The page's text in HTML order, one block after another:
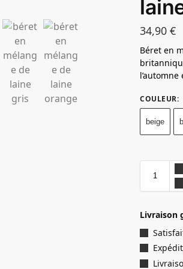
34,90€
Béret en
l’automne
COULEUR:
beige
Livraison